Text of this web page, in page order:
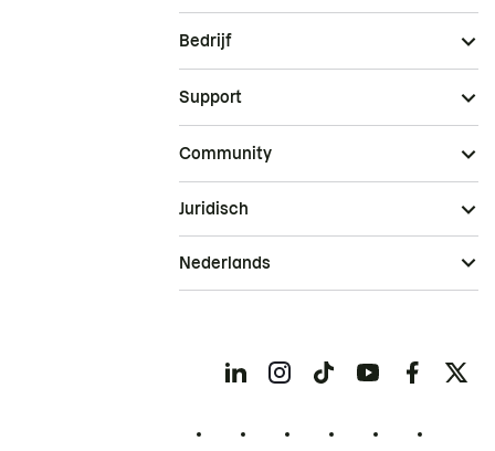
Bedrijf
Support
Community
Juridisch
Nederlands